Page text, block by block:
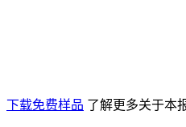
下载免费样品 了解更多关于本